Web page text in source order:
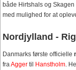
både Hirtshals og
med mulighed for at
Nordjylland -
Danmarks første officielle
fra Agger til Hanstholm .